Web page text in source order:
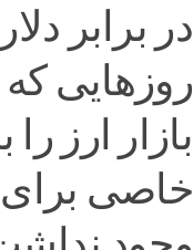
در برابر
روزهایی
بازار ارز
خاصی برای